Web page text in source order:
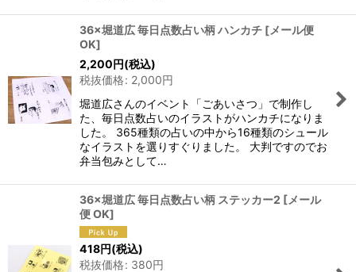
36×堀道広 毎日点数占い柄 ハンカチ [メール便
OK]
2,200円(税込)
税抜価格: 2,000円
堀道広さんのイベント「ごあいさつ」で制作し
た、毎日点数占いのイラストがハンカチになりま
した。 365種類の占いの中から16種類のシュール
なイラストを選りすぐりました。 大判ですのでお
弁当包みとして…
36×堀道広 毎日点数占い柄 ステッカー2 [メール
便 OK]
418円(税込)
税抜価格: 380円